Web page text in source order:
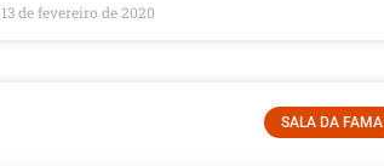
13 de fevereiro de 2020
SALA DA FAMA